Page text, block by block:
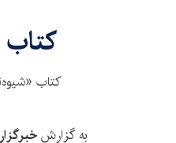
کتاب
به گزارش